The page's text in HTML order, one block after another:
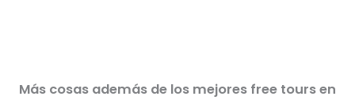
Más cosas además de los mejores free tours en